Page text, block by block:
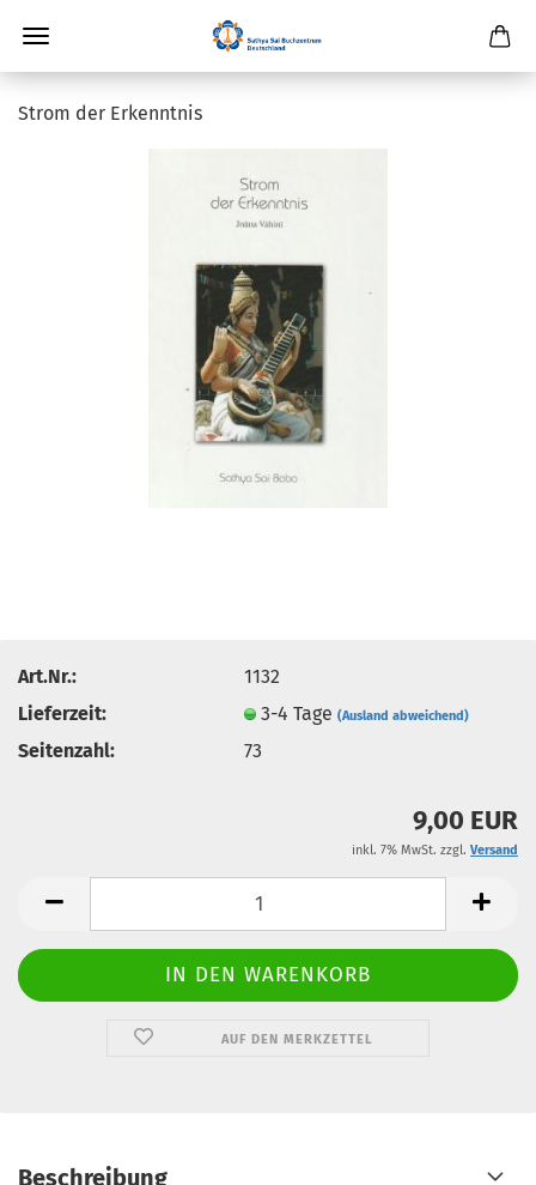
Strom der Erkenntnis
Art.Nr.:
1132
Lieferzeit:
3-4 Tage(Ausland abweichend)
Seitenzahl: 73
9,00 EUR
inkl. 7% MwSt. zzgl. Versand
AUF DEN MERKZETTEL
Beschreibung